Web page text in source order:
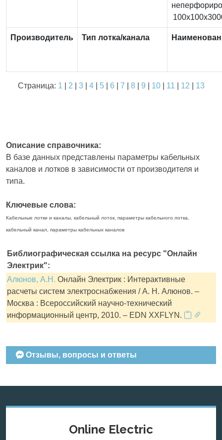
Производитель Тип лотка/канала
Страница: 1 2 3| 4| 5| 6 7 8| 9 10| 11 12 13
Описание справочника:
В базе данных представлены параметры кабельных
каналов и лотков в зависимости от производителя и
типа.
Ключевые слова:
Кабельные лотки и каналы, кабельный лоток, параметры кабельного лотка,
кабельный канал, параметры кабельных каналов
Библиографическая ссылка на ресурс "Онлайн
Электрик":
Алюнов, А.Н. Онлайн Электрик : Интерактивные
расчеты систем электроснабжения / А. Н. Алюнов. –
Москва : Всероссийский научно-технический
информационный центр, 2010. – EDN XXFLYN.
Отзывы, вопросы и ответы
Online Electric